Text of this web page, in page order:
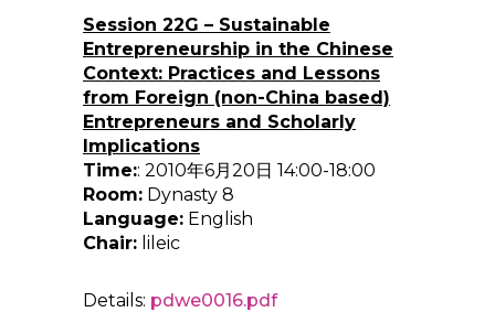
Session 22G – Sustainable
Entrepreneurship in the Chinese
Context: Practices and Lessons
from Foreign (non-China based)
Entrepreneurs and Scholarly
Implications
Time:: 2010年6月20日 14:00-18:00
Room: Dynasty 8
Language: English
Chair: lileic
Details: pdwe0016.pdf